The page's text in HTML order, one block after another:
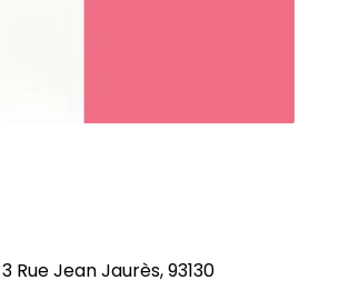
Jean Jaurès, 93130